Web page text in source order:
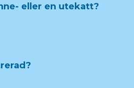
eller en utekatt?